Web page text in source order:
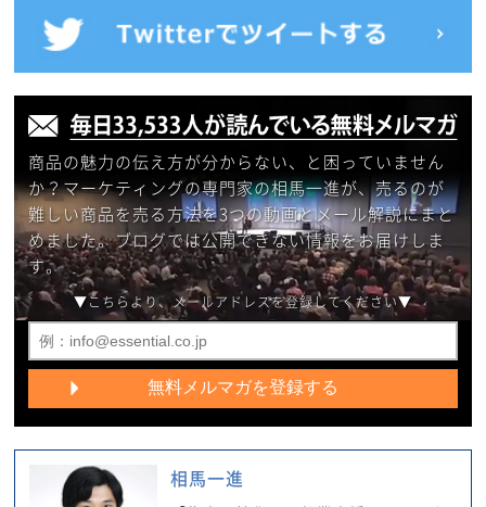
商品の魅力の伝え方が分からない、と困っていません
か？マーケティングの専門家の相馬一進が、売るのが
難しい商品を売る方法を3つの動画とメール解説にまと
めました。ブログでは公開できない情報をお届けしま
す。
▼こちらより、メールアドレスを登録してください▼
相馬一進